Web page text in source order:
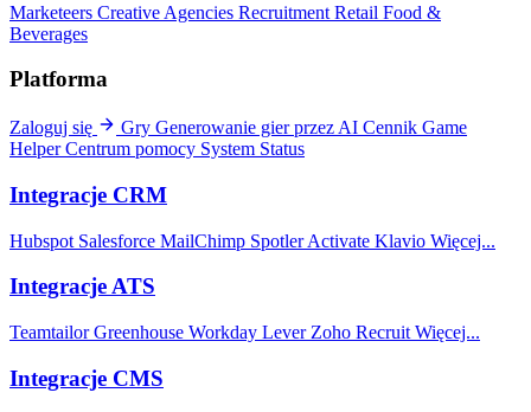
Marketeers Creative Agencies Recruitment Retail Food &
Beverages
Platforma
Zaloguj się Gry Generowanie gier przez AI Cennik Game
HelperCentrum pomocy System Status
Integracje CRM
Hubspot Salesforce MailChimp Spotler Activate Klavio Więcej...
Integracje ATS
TeamtailorGreenhouse Workday Lever Zoho Recruit Więcej...
Integracje CMS